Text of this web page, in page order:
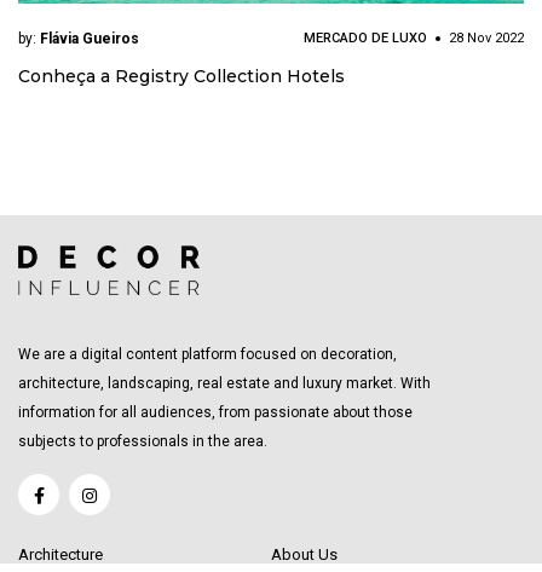
by: Flávia Gueiros MERCADO DE LUXO 28 Nov 2022
Conheça a Registry Collection Hotels
We are a digital content platform focused on decoration,
architecture, landscaping, real estate and luxury market. With
information for all audiences, from passionate about those
subjects to professionals in the area.
Architecture About Us